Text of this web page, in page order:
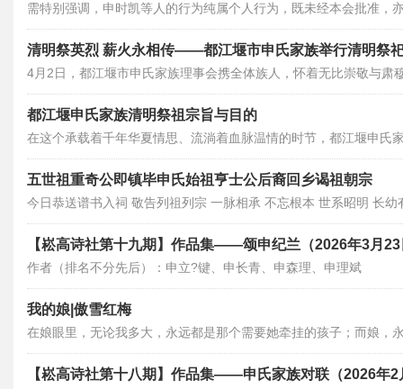
需特别强调，申时凯等人的行为纯属个人行为，既未经本会批准，
不能代表云贵申氏宗亲联谊会及数万云贵申氏亨公支系族人的集体
清明祭英烈 薪火永相传——都江堰市申氏家族举行清明祭
4月2日，都江堰市申氏家族理事会携全体族人，怀着无比崇敬与肃
祀革命先烈活动。
都江堰申氏家族清明祭祖宗旨与目的
在这个承载着千年华夏情思、流淌着血脉温情的时节，都江堰申氏
拜、清扫坟茔，以最虔诚之心，行祭祖之礼。
五世祖重奇公即镇毕申氏始祖亨士公后裔回乡谒祖朝宗
今日恭送谱书入祠 敬告列祖列宗 一脉相承 不忘根本 世系昭明 长幼有序 人丁兴旺 兰桂腾芳 宗
支昌隆 福泽绵长
【崧高诗社第十九期】作品集——颂申纪兰（2026年3月23
作者（排名不分先后）：申立?键、申长青、申森理、申理斌
我的娘|傲雪红梅
在娘眼里，无论我多大，永远都是那个需要她牵挂的孩子；而娘，
【崧高诗社第十八期】作品集——申氏家族对联（2026年2